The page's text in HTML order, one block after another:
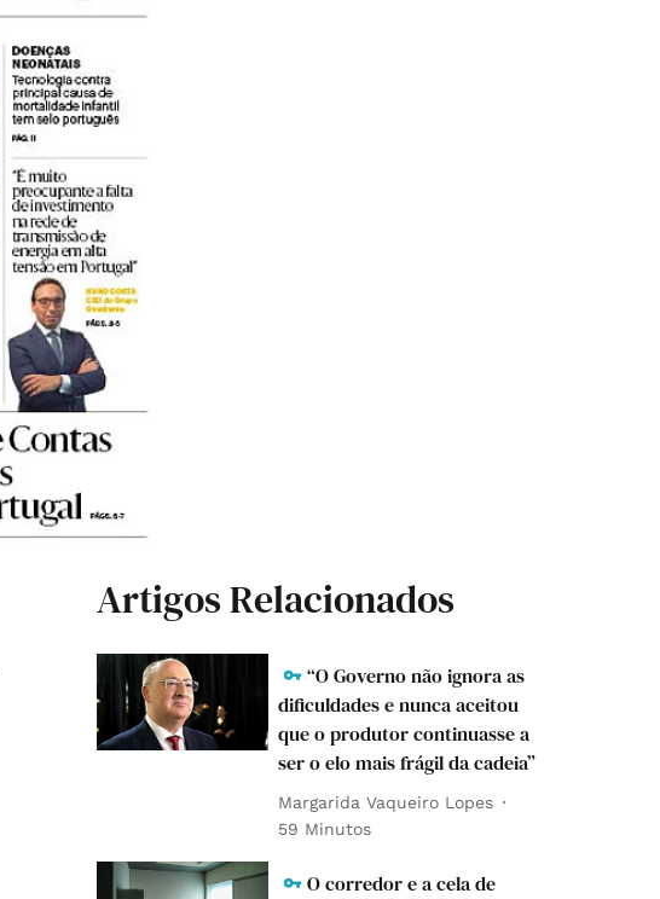
Artigos Relacionados
“O Governo não ignora as
dificuldades e nunca aceitou
que o produtor continuasse a
ser o elo mais frágil da cadeia”
Margarida Vaqueiro Lopes
59 Minutos
O corredor e a cela de